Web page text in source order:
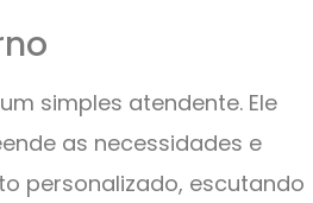
simples atendente. Ele
as necessidades e
personalizado, escutando